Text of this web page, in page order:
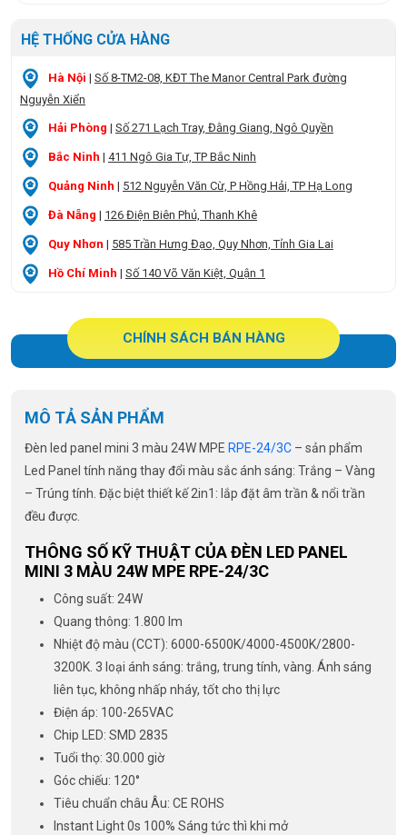
HỆ THỐNG CỬA HÀNG
Hà Nội | Số 8-TM2-08, KĐT The Manor Central Park đường
Nguyễn Xiển
Hải Phòng | Số 271 Lạch Tray, Đằng Giang, Ngô Quyền
Bắc Ninh | 411 Ngô Gia Tự, TP Bắc Ninh
Quảng Ninh | 512 Nguyễn Văn Cừ, P Hồng Hải, TP Hạ Long
Đà Nẵng | 126 Điện Biên Phủ, Thanh Khê
Quy Nhơn | 585 Trần Hưng Đạo, Quy Nhơn, Tỉnh Gia Lai
Hồ Chí Minh | Số 140 Võ Văn Kiệt, Quận 1
CHÍNH SÁCH BÁN HÀNG
MÔ TẢ SẢN PHẨM
Đèn led panel mini 3 màu 24W MPE RPE-24/3C – sản phẩm
Led Panel tính năng thay đổi màu sắc ánh sáng: Trắng – Vàng
– Trúng tính. Đặc biệt thiết kế 2in1: lắp đặt âm trần & nổi trần
đều được.
THÔNG SỐ KỸ THUẬT CỦA ĐÈN LED PANEL
MINI 3 MÀU 24W MPE RPE-24/3C
Công suất: 24W
Quang thông: 1.800 lm
Nhiệt độ màu (CCT): 6000-6500K/4000-4500K/2800-
3200K. 3 loại ánh sáng: trắng, trung tính, vàng. Ánh sáng
liên tục, không nhấp nháy, tốt cho thị lực
Điện áp: 100-265VAC
Chip LED: SMD 2835
Tuổi thọ: 30.000 giờ
Góc chiếu: 120°
Tiêu chuẩn châu Âu: CE ROHS
Instant Light 0s 100% Sáng tức thì khi mở